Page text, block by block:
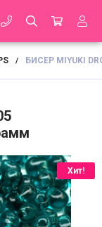
/ БИСЕР MIYUKI
Хит!